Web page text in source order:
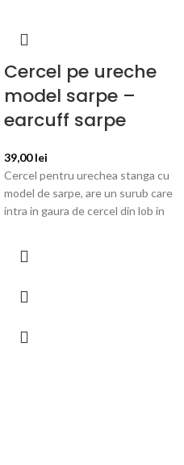
Cercel pe ureche
model sarpe –
earcuff sarpe
39,00lei
Cercel pentru urechea stanga cu
model de sarpe, are un surub care
intra in gaura de cercel din lob in